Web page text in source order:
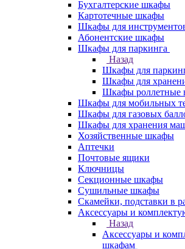
Бухгалтерские шкафы
Картотечные шкафы
Шкафы для
Абонентские шкафы
Шкафы для паркинга
Назад
Шкафы для
Шкафы для
Шкафы роллетные
Шкафы для мобильных
Шкафы для газовых
Шкафы для хранения
Хозяйственные шкафы
Аптечки
Почтовые ящики
Ключницы
Секционные шкафы
Сушильные шкафы
Скамейки, подставки в
Аксессуары и
Назад
Аксессуары и
шкафам